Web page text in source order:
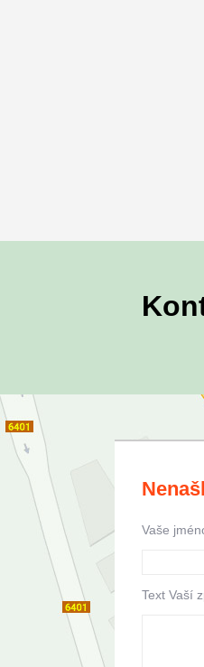
Vaše
Text Vaší